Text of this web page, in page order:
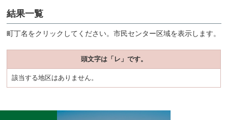
結果一覧
町丁名をクリックしてください。市民センター区域を表示します。
頭文字は「レ」です。
該当する地区はありません。